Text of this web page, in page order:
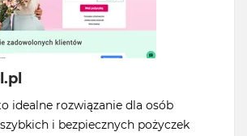
idealne rozwiązanie dla osób
i bezpiecznych pożyczek